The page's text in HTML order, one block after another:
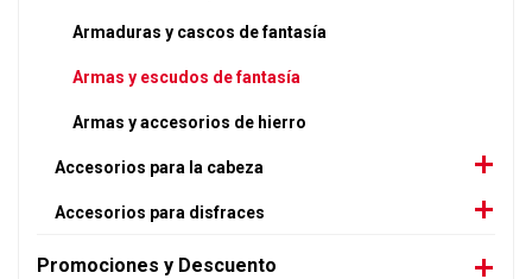
Armaduras y cascos de fantasía
Armas y escudos de fantasía
Armas y accesorios de hierro
Accesorios para la cabeza
Accesorios para disfraces
Promociones y Descuento